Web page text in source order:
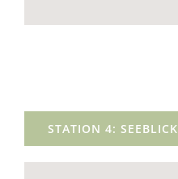
STATION 4: SEEBLICK